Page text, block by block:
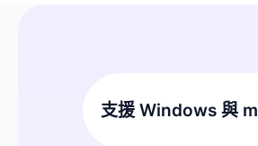
支援 Windows 與